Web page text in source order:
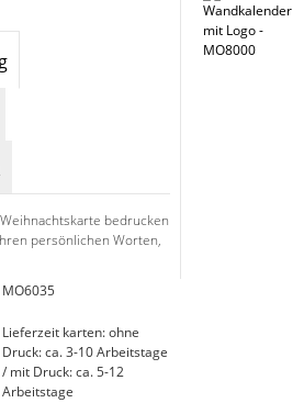
bedrucken
persönlichen Worten,
MO6035
Lieferzeit karten: ohne
Druck: ca. 3-10 Arbeitstage
/ mit Druck: ca. 5-12
Arbeitstage